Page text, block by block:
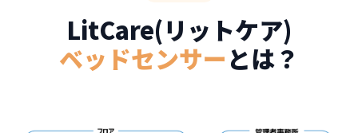
LitCare(リットケア)
ベッドセンサーとは？